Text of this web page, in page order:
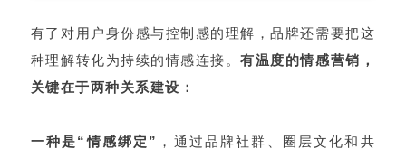
有了对用户身份感与控制感的理解，品牌还需要把这
种理解转化为持续的情感连接。有温度的情感营销，
关键在于两种关系建设：
一种是“情感绑定” ，通过品牌社群、圈层文化和共